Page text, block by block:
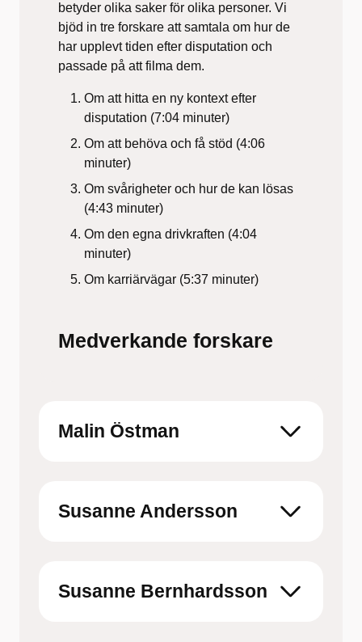
betyder olika saker för olika personer. Vi
bjöd in tre forskare att samtala om hur de
har upplevt tiden efter disputation och
passade på att filma dem.
Om att hitta en ny kontext efter
disputation (7:04 minuter)
Om att behöva och få stöd (4:06
minuter)
Om svårigheter och hur de kan lösas
(4:43 minuter)
Om den egna drivkraften (4:04
minuter)
Om karriärvägar (5:37 minuter)
Medverkande forskare
Malin Östman
Susanne Andersson
Susanne Bernhardsson